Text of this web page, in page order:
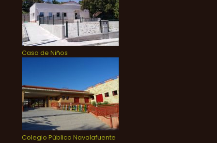
Casa de Niños
Colegio Público Navalafuente